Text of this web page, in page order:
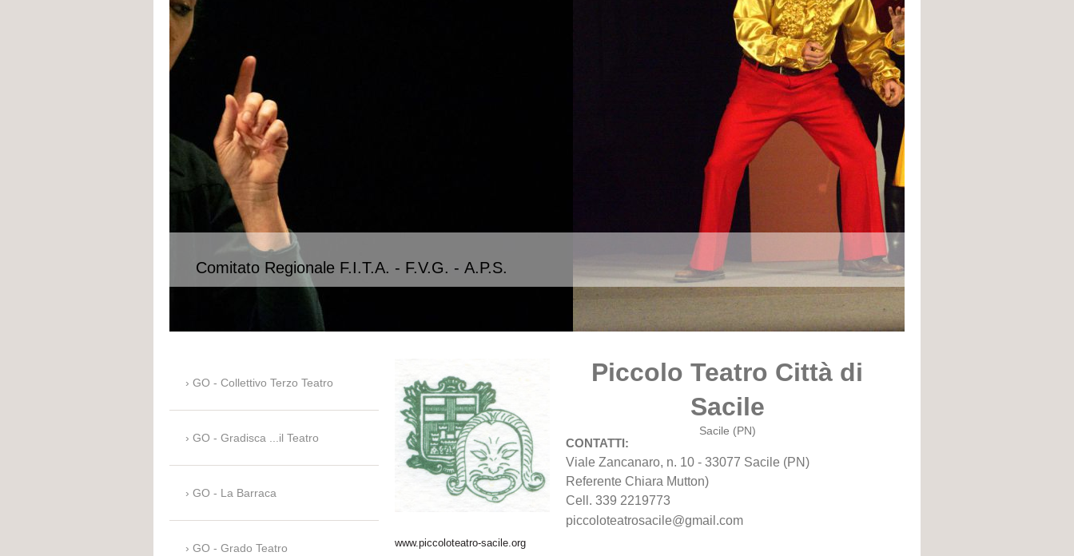
Comitato Regionale F.I.T.A. - F.V.G. - A.P.S.
Piccolo Teatro Città di
Sacile
Sacile (PN)
CONTATTI:
Viale Zancanaro, n. 10 - 33077 Sacile (PN)
Referente Chiara Mutton)
Cell. 339 2219773
piccoloteatrosacile@gmail.com
www.piccoloteatro-sacile.org
GO - Collettivo Terzo Teatro
GO - Gradisca ...il Teatro
GO - La Barraca
GO - Grado Teatro